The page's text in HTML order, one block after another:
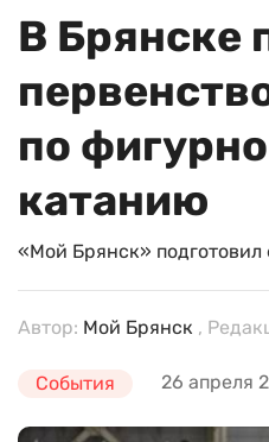
В Брянске
по
катанию
«Мой Брянск» подготовил
Автор: Мой Брянск ,
События 26 апреля